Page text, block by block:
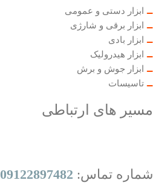
ابزار دستی و عمومی
ابزار برقی و شارژی
ابزار بادی
ابزار هیدرولیک
ابزار جوش و برش
تاسیسات
مسیر های ارتباطی
شماره تماس: 09122897482